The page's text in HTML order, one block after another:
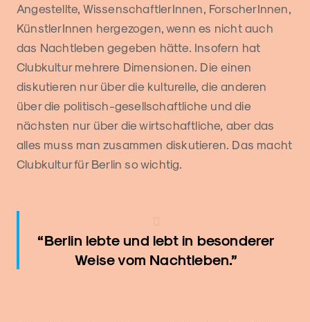
Angestellte, WissenschaftlerInnen, ForscherInnen,
KünstlerInnen hergezogen, wenn es nicht auch
das Nachtleben gegeben hätte. Insofern hat
Clubkultur mehrere Dimensionen. Die einen
diskutieren nur über die kulturelle, die anderen
über die politisch-gesellschaftliche und die
nächsten nur über die wirtschaftliche, aber das
alles muss man zusammen diskutieren. Das macht
Clubkultur für Berlin so wichtig.
“Berlin lebte und lebt in besonderer
Weise vom Nachtleben.”